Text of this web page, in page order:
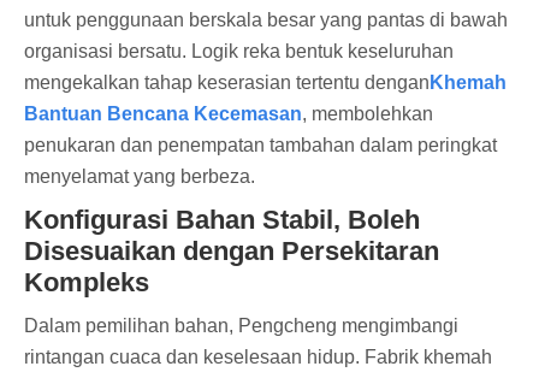
untuk penggunaan berskala besar yang pantas di bawah
organisasi bersatu. Logik reka bentuk keseluruhan
mengekalkan tahap keserasian tertentu dengan Khemah
Bantuan Bencana Kecemasan, membolehkan
penukaran dan penempatan tambahan dalam peringkat
menyelamat yang berbeza.
Konfigurasi Bahan Stabil, Boleh
Disesuaikan dengan Persekitaran
Kompleks
Dalam pemilihan bahan, Pengcheng mengimbangi
rintangan cuaca dan keselesaan hidup. Fabrik khemah